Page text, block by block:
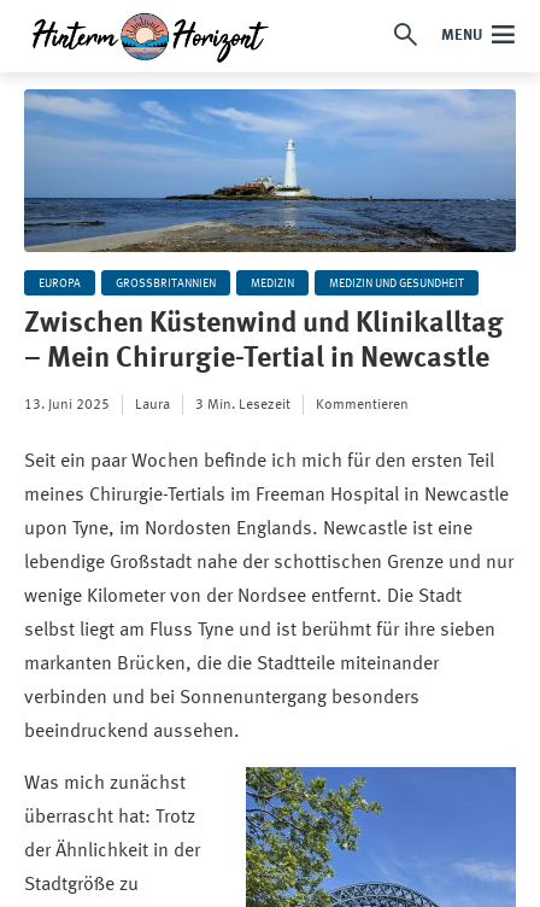
MENU
EUROPA GROSSBRITANNIEN MEDIZIN MEDIZIN UND GESUNDHEIT
Zwischen Küstenwind und Klinikalltag
– Mein Chirurgie-Tertial in Newcastle
13. Juni 2025 Laura 3 Min. Lesezeit Kommentieren
Seit ein paar Wochen befinde ich mich für den ersten Teil
meines Chirurgie-Tertials im Freeman Hospital in Newcastle
upon Tyne, im Nordosten Englands. Newcastle ist eine
lebendige Großstadt nahe der schottischen Grenze und nur
wenige Kilometer von der Nordsee entfernt. Die Stadt
selbst liegt am Fluss Tyne und ist berühmt für ihre sieben
markanten Brücken, die die Stadtteile miteinander
verbinden und bei Sonnenuntergang besonders
beeindruckend aussehen.
Was mich zunächst
überrascht hat: Trotz
der Ähnlichkeit in der
Stadtgröße zu